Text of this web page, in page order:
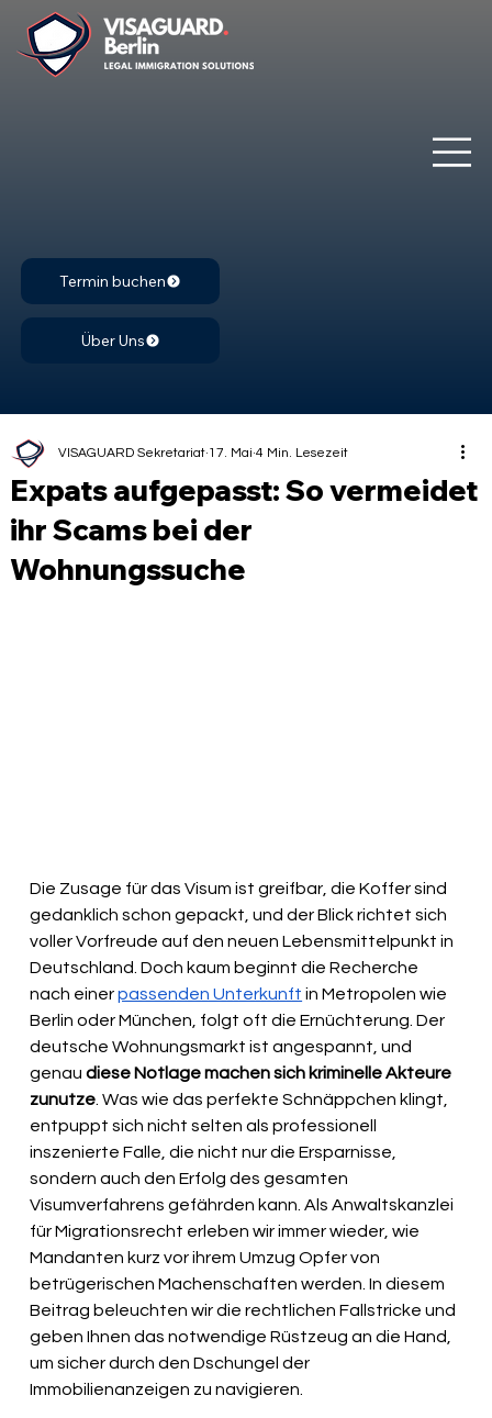
Termin buchen
Über Uns
Expats aufgepasst: So vermeidet
ihr Scams bei der
Wohnungssuche
VISAGUARD Sekretariat 17. Mai 4 Min. Lesezeit
Die Zusage für das Visum ist greifbar, die Koffer sind
gedanklich schon gepackt, und der Blick richtet sich
voller Vorfreude auf den neuen Lebensmittelpunkt in
Deutschland. Doch kaum beginnt die Recherche
nach einer passenden Unterkunft in Metropolen wie
Berlin oder München, folgt oft die Ernüchterung. Der
deutsche Wohnungsmarkt ist angespannt, und
genau diese Notlage machen sich kriminelle Akteure
zunutze . Was wie das perfekte Schnäppchen klingt,
entpuppt sich nicht selten als professionell
inszenierte Falle, die nicht nur die Ersparnisse,
sondern auch den Erfolg des gesamten
Visumverfahrens gefährden kann. Als Anwaltskanzlei
für Migrationsrecht erleben wir immer wieder, wie
Mandanten kurz vor ihrem Umzug Opfer von
betrügerischen Machenschaften werden. In diesem
Beitrag beleuchten wir die rechtlichen Fallstricke und
geben Ihnen das notwendige Rüstzeug an die Hand,
um sicher durch den Dschungel der
Immobilienanzeigen zu navigieren.